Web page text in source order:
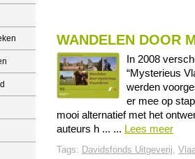
WANDELEN DOOR
In 2008
“Mysterieus
werden
er mee op
mooi alternatief met het
auteurs h ... ... Lees meer
Tags: Davidsfonds Uitgeverij,